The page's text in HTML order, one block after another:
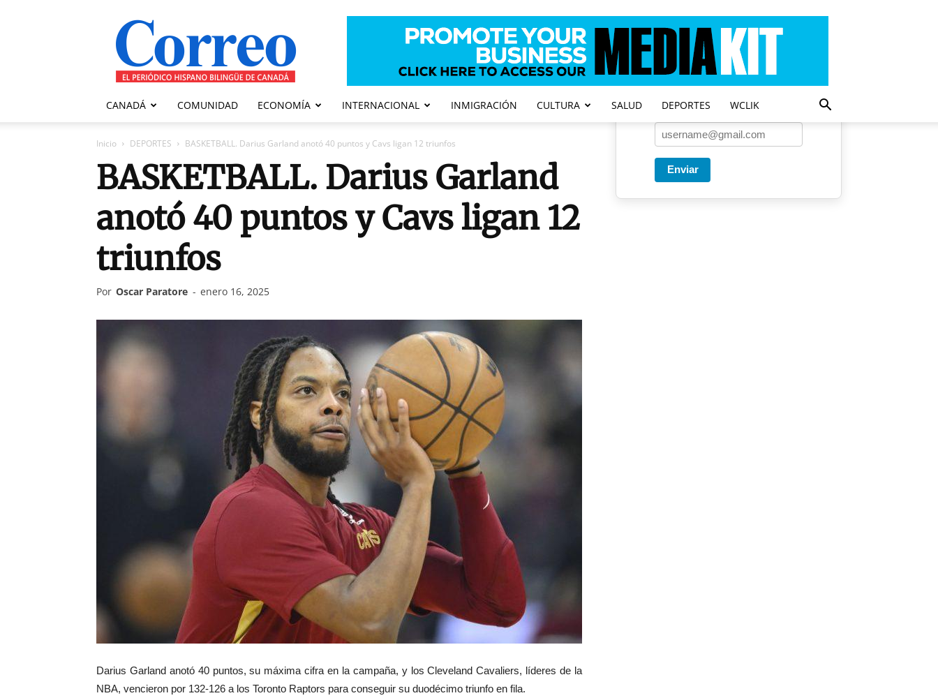
Correo
Canadiense
CANADÁ COMUNIDAD ECONOMÍA INTERNACIONAL INMIGRACIÓN CULTURA SALUD DEPORTES WCLIK
Inicio DEPORTES BASKETBALL. Darius Garland anotó 40 puntos y Cavs ligan 12 triunfos
BASKETBALL. Darius Garland
anotó 40 puntos y Cavs ligan 12
triunfos
Por Oscar Paratore - enero 16, 2025
Darius Garland anotó 40 puntos, su máxima cifra en la campaña, y los Cleveland Cavaliers, líderes de la
NBA, vencieron por 132-126 a los Toronto Raptors para conseguir su duodécimo triunfo en fila.
Una vez a la semana enviamos
Enviar
Entregado por SendPulse